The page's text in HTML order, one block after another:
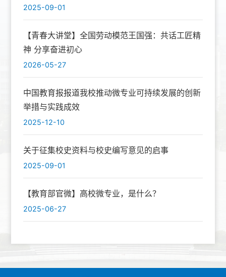
2025-09-01
【青春大讲堂】全国劳动模范王国强：共话工匠精
神 分享奋进初心
2026-05-27
中国教育报报道我校推动微专业可持续发展的创新
举措与实践成效
2025-12-10
关于征集校史资料与校史编写意见的启事
2025-09-01
【教育部官微】高校微专业，是什么？
2025-06-27